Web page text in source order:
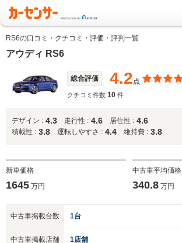
RS6の口コミ・クチコミ・評価・評判一覧
アウディ RS6
総合評価 4.2点
クチコミ件数 10 件
デザイン : 4.3 走行性 : 4.6 居住性 : 4.6
積載性 : 3.8 運転しやすさ : 4.4 維持費 : 3.8
新車価格
1645 万円
中古車平均価格
340.8万円
中古車掲載台数 1台
中古車掲載店舗 1店舗